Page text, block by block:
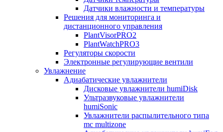
Датчики влажности и температуры
Решения для мониторинга и
дистанционного управления
PlantVisorPRO2
PlantWatchPRO3
Регуляторы скорости
Электронные регулирующие вентили
Увлажнение
Адиабатические увлажнители
Дисковые увлажнители humiDisk
Ультразвуковые увлажнители
humiSonic
Увлажнители распылительного типа
mc multizone